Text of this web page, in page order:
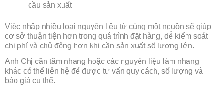
cầu sản xuất
Việc nhập nhiều loại nguyên liệu từ cùng một nguồn sẽ giúp
cơ sở thuận tiện hơn trong quá trình đặt hàng, dễ kiểm soát
chi phí và chủ động hơn khi cần sản xuất số lượng lớn.
Anh Chị cần tăm nhang hoặc các nguyên liệu làm nhang
khác có thể liên hệ để được tư vấn quy cách, số lượng và
báo giá cụ thể.